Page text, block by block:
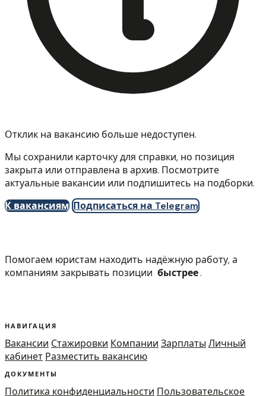
Отклик на вакансию больше недоступен.
Мы сохранили карточку для справки, но позиция
закрыта или отправлена в архив. Посмотрите
актуальные вакансии или подпишитесь на подборки.
К вакансиям Подписаться на Telegram
Помогаем юристам находить надёжную работу, а
компаниям закрывать позиции быстрее.
НАВИГАЦИЯ
Вакансии Стажировки Компании Зарплаты Личный
кабинет Разместить вакансию
ДОКУМЕНТЫ
Политика конфиденциальности Пользовательское